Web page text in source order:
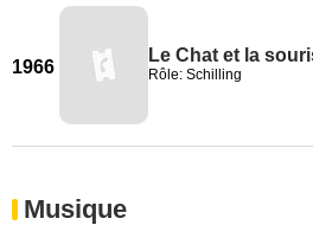
1966
Le Chat et la
Rôle: Schilling
Musique